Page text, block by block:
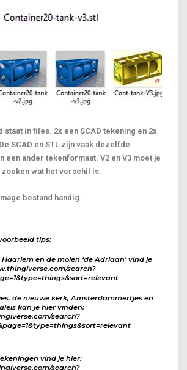
in files. 2x een SCAD tekening en 2x
SCAD en STL zijn vaak dezelfde
een ander tekenformaat. V2 en V3 moet je
wat het verschil is.
bestand handig.
tips:
en de molen ‘de Adriaan’ vind je
search?
de nieuwe kerk, Amsterdammertjes en
kan je hier vinden:
search?
vind je hier:
search?